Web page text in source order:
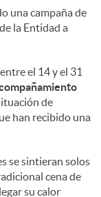
una campaña de
la Entidad a
el 14 y el 31
de
han recibido una
se sintieran solos
cena de
su calor